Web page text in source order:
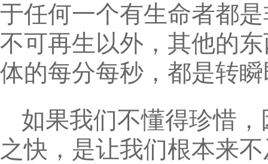
于任何一个有生命者都
不可再生以外，其他的
体的每分每秒，都是转
如果我们不懂得珍惜
之快，是让我们根本来